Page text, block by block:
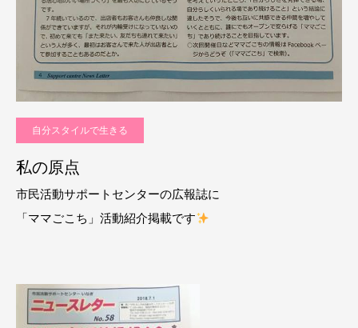
自分スタイルで生きる
私の原点
市民活動サポートセンターの広報誌に
「ママごこち」活動紹介掲載です